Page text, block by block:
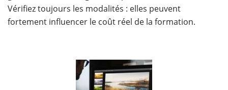
Vérifiez toujours les modalités : elles peuvent
fortement influencer le coût réel de la formation.